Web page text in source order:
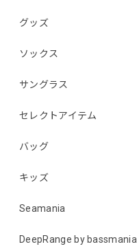
グッズ
ソックス
サングラス
セレクトアイテム
バッグ
キッズ
Seamania
DeepRange by bassmania